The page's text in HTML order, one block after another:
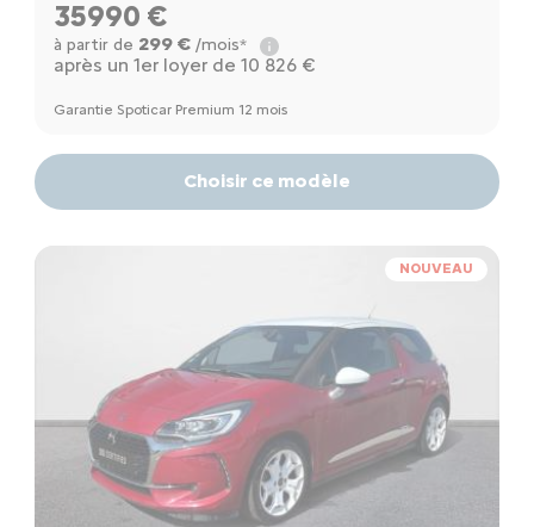
35990 €
à partir de 299 €/mois*
après un 1er loyer de 10 826 €
Garantie Spoticar Premium 12 mois
Choisir ce modèle
NOUVEAU